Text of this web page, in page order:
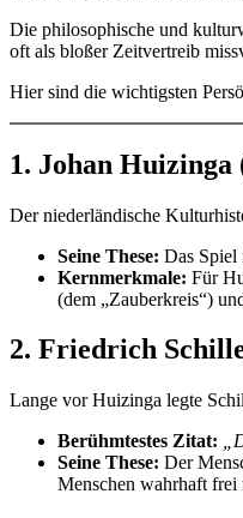
Die philosophische und
oft als bloßer Zeitvertreib
Hier sind die wichtigsten
1. Johan Huizinga
Der niederländische
Seine These: Das Spiel
Kernmerkmale: Für
(dem „Zauberkreis“)
2. Friedrich
Lange vor Huizinga legte
Berühmtestes Zitat:
Seine These: Der
Menschen wahrhaft frei